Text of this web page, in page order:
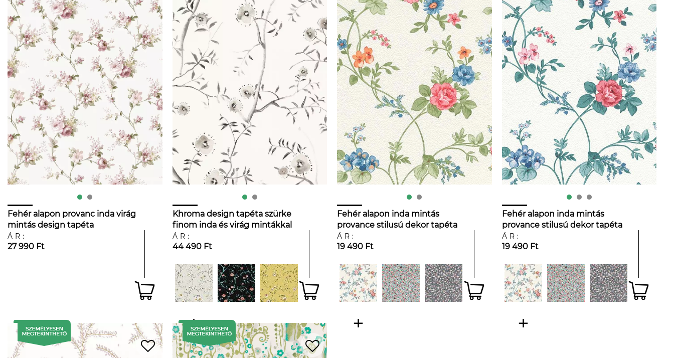
Fehér alapon provanc inda virág
mintás design tapéta
ÁR:
27 990 Ft
Khroma design tapéta szürke
finom inda és virág mintákkal
ÁR:
44 490 Ft
Fehér alapon inda mintás
provance stilusú dekor tapéta
ÁR:
19 490 Ft
Fehér alapon inda mintás
provance stilusú dekor tapéta
ÁR:
19 490 Ft